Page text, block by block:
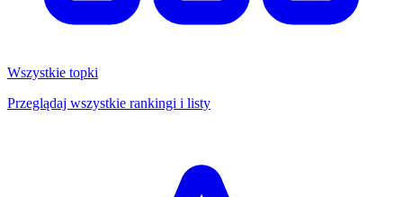
Wszystkie topki
Przeglądaj wszystkie rankingi i listy